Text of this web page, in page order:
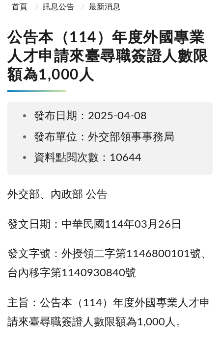
首頁 訊息公告 最新消息
公告本（114）年度外國專業
人才申請來臺尋職簽證人數限
額為1,000人
發布日期：2025-04-08
發布單位：外交部領事事務局
資料點閱次數：10644
外交部、內政部 公告
發文日期：中華民國114年03月26日
發文字號：外授領二字第1146800101號、
台內移字第1140930840號
主旨：公告本（114）年度外國專業人才申
請來臺尋職簽證人數限額為1,000人。